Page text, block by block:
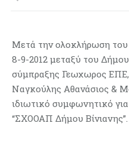
Μετά την ολοκλήρωση
8-9-2012 μεταξύ του
σύμπραξης Γεωχωρος ΕΠΕ,
Ναγκούλης Αθανάσιος &
ιδιωτικό συμφωνητικό
“ΣΧΟΟΑΠ Δήμου Βίνιανης”.